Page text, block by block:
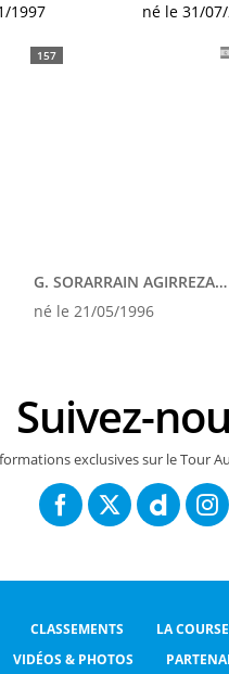
1997
né le 31/
157
G. SORARRAIN AGIRREZABALA
né le 21/05/1996
Suivez-
exclusives sur le Tour
CLASSEMENTS LA COURSE
VIDÉOS & PHOTOS